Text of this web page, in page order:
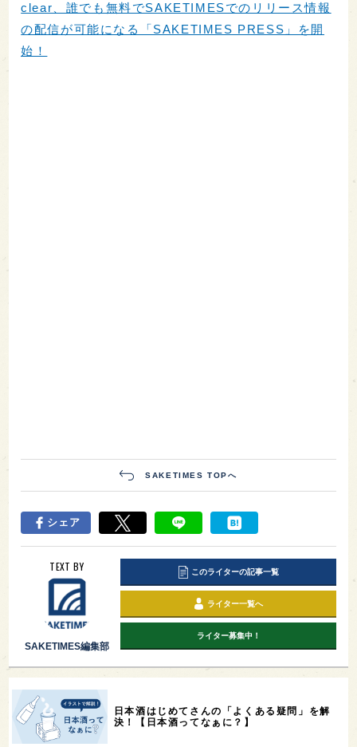
clear、誰でも無料でSAKETIMESでのリリース情報
の配信が可能になる「SAKETIMES PRESS」を開
始！
SAKETIMES TOPへ
シェア
TEXT BY
SAKETIMES編集部
このライターの記事一覧
ライター一覧へ
ライター募集中！
日本酒はじめてさんの「よくある疑問」を解
決！【日本酒ってなぁに？】